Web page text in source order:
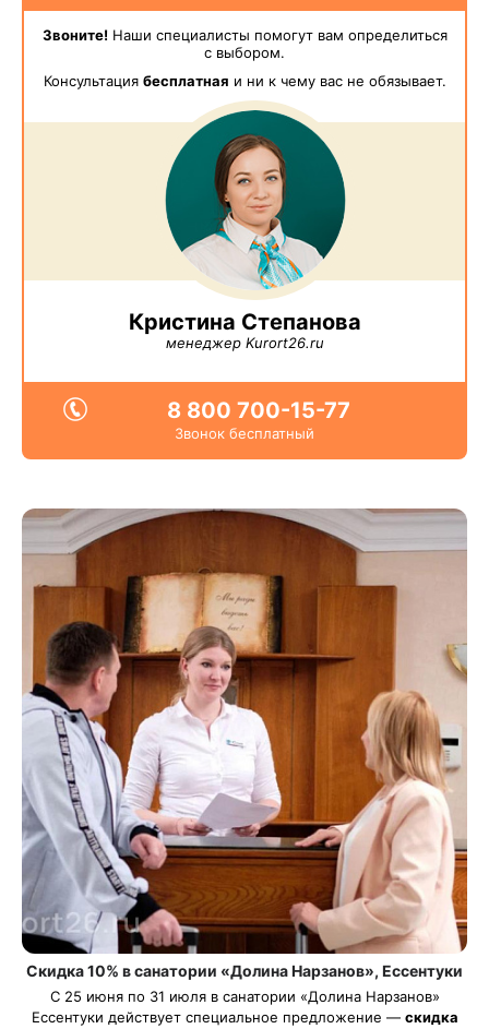
Звоните!Наши специалисты помогут вам определиться
с выбором.
Консультация бесплатная и ни к чему вас не обязывает.
Кристина Степанова
менеджер Kurort26.ru
8 800 700-15-77
Звонок бесплатный
Скидка 10% в санатории «Долина Нарзанов», Ессентуки
С 25 июня по 31 июля в санатории «Долина Нарзанов»
Ессентуки действует специальное предложение — скидка